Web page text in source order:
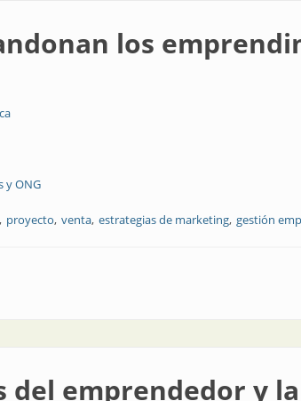
los
y ONG
proyecto venta estrategias de marketing gestión
los emprendimientos?
del emprendedor y